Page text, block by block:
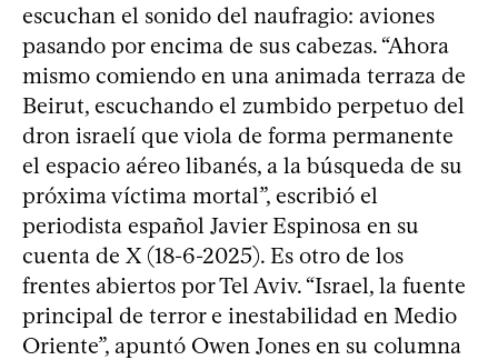
escuchan el sonido del naufragio: aviones
pasando por encima de sus cabezas. “Ahora
mismo comiendo en una animada terraza de
Beirut, escuchando el zumbido perpetuo del
dron israelí que viola de forma permanente
el espacio aéreo libanés, a la búsqueda de su
próxima víctima mortal”, escribió el
periodista español Javier Espinosa en su
cuenta de X (18-6-2025). Es otro de los
frentes abiertos por Tel Aviv. “Israel, la fuente
principal de terror e inestabilidad en Medio
Oriente”, apuntó Owen Jones en su columna